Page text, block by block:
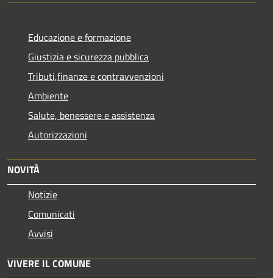
Educazione e formazione
Giustizia e sicurezza pubblica
Tributi,finanze e contravvenzioni
Ambiente
Salute, benessere e assistenza
Autorizzazioni
NOVITÀ
Notizie
Comunicati
Avvisi
VIVERE IL COMUNE